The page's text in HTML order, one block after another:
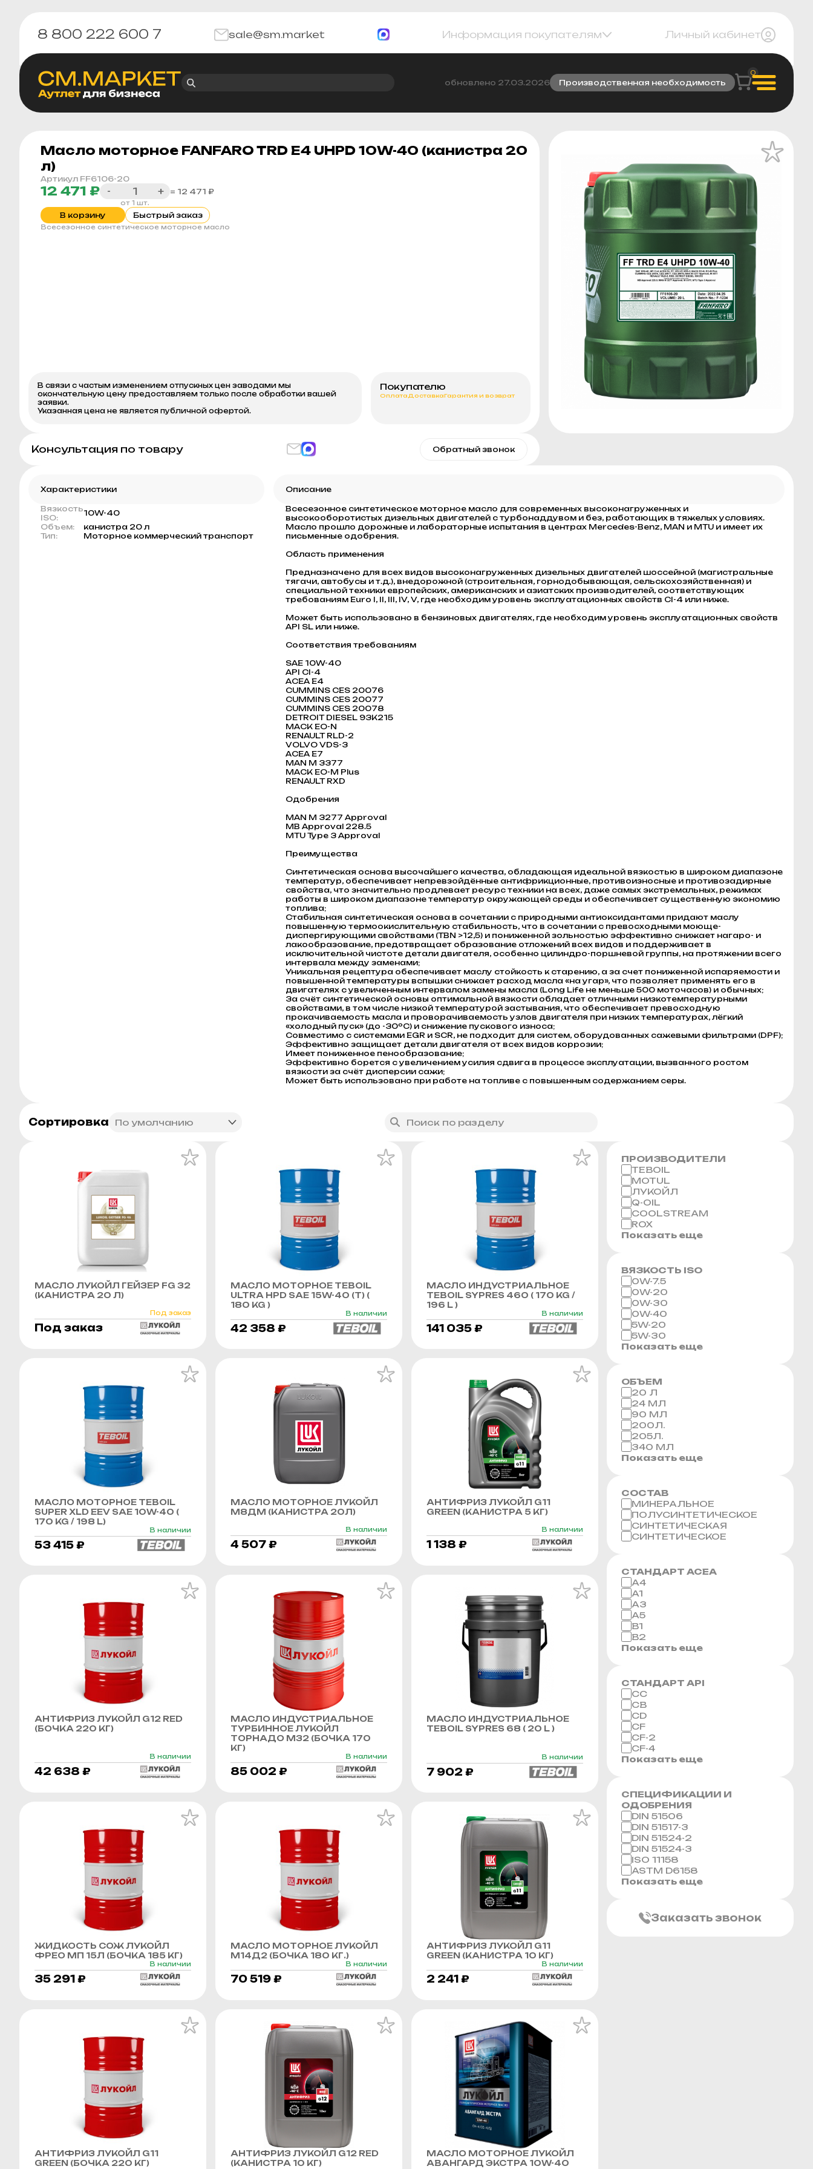
8 800 222 600 7 sale@sm.market Информация покупателям Личный кабинет
обновлено 27.03.2026 Производственная необходимость
0
Масло моторное FANFARO TRD E4 UHPD 10W-40 (канистра 20
л)
Артикул FF6106-20
12 471 ₽ - +
от 1 шт.
= 12 471 ₽
В корзину Быстрый заказ
Всесезонное синтетическое моторное масло
В связи с частым изменением отпускных цен заводами мы
окончательную цену предоставляем только после обработки вашей
заявки.
Указанная цена не является публичной офертой.
Покупателю
Оплата ДоставкаГарантия и возврат
Консультация по товару Обратный звонок
Характеристики
Вязкость
ISO:
10W-40
Объем:
канистра 20 л
Тип:
Моторное коммерческий транспорт
Описание
Всесезонное синтетическое моторное масло для современных высоконагруженных и
высокооборотистых дизельных двигателей с турбонаддувом и без, работающих в тяжелых условиях.
Масло прошло дорожные и лабораторные испытания в центрах Mercedes-Benz, MAN и MTU и имеет их
письменные одобрения.
Область применения
Предназначено для всех видов высоконагруженных дизельных двигателей шоссейной (магистральные
тягачи, автобусы и т.д.), внедорожной (строительная, горнодобывающая, сельскохозяйственная) и
специальной техники европейских, американских и азиатских производителей, соответствующих
требованиям Euro I, II, III, IV, V, где необходим уровень эксплуатационных свойств CI-4 или ниже.
Может быть использовано в бензиновых двигателях, где необходим уровень эксплуатационных свойств
API SL или ниже.
Соответствия требованиям
SAE 10W-40
API CI-4
ACEA E4
CUMMINS CES 20076
CUMMINS CES 20077
CUMMINS CES 20078
DETROIT DIESEL 93K215
MACK EO-N
RENAULT RLD-2
VOLVO VDS-3
ACEA E7
MAN M 3377
MACK EO-M Plus
RENAULT RXD
Одобрения
MAN M 3277 Approval
MB Approval 228.5
MTU Type 3 Approval
Преимущества
Синтетическая основа высочайшего качества, обладающая идеальной вязкостью в широком диапазоне
температур, обеспечивает непревзойдённые антифрикционные, противоизносные и противозадирные
свойства, что значительно продлевает ресурс техники на всех, даже самых экстремальных, режимах
работы в широком диапазоне температур окружающей среды и обеспечивает существенную экономию
топлива;
Стабильная синтетическая основа в сочетании с природными антиоксидантами придают маслу
повышенную термоокислительную стабильность, что в сочетании с превосходными моюще-
диспергирующими свойствами (TBN >12,5) и пониженной зольностью эффективно снижает нагаро- и
лакообразование, предотвращает образование отложений всех видов и поддерживает в
исключительной чистоте детали двигателя, особенно цилиндро-поршневой группы, на протяжении всего
интервала между заменами;
Уникальная рецептура обеспечивает маслу стойкость к старению, а за счет пониженной испаряемости и
повышенной температуры вспышки снижает расход масла «на угар», что позволяет применять его в
двигателях с увеличенным интервалом замены масла (Long Life не меньше 500 моточасов) и обычных;
За счёт синтетической основы оптимальной вязкости обладает отличными низкотемпературными
свойствами, в том числе низкой температурой застывания, что обеспечивает превосходную
прокачиваемость масла и проворачиваемость узлов двигателя при низких температурах, лёгкий
«холодный пуск» (до -30ºC) и снижение пускового износа;
Совместимо с системами EGR и SCR, не подходит для систем, оборудованных сажевыми фильтрами (DPF);
Эффективно защищает детали двигателя от всех видов коррозии;
Имеет пониженное пенообразование;
Эффективно борется с увеличением усилия сдвига в процессе эксплуатации, вызванного ростом
вязкости за счёт дисперcии сажи;
Может быть использовано при работе на топливе с повышенным содержанием серы.
Сортировка
МАСЛО ЛУКОЙЛ ГЕЙЗЕР FG 32
(КАНИСТРА 20 Л)
Под заказ
Под заказ
МАСЛО МОТОРНОЕ TEBOIL
ULTRA HPD SAE 15W-40 (Т) (
180 KG )
В наличии
42 358 ₽
МАСЛО ИНДУСТРИАЛЬНОЕ
TEBOIL SYPRES 460 ( 170 KG /
196 L )
В наличии
141 035 ₽
МАСЛО МОТОРНОЕ TEBOIL
SUPER XLD EEV SAE 10W-40 (
170 KG / 198 L)
В наличии
53 415 ₽
МАСЛО МОТОРНОЕ ЛУКОЙЛ
М8ДМ (КАНИСТРА 20Л)
В наличии
4 507 ₽
АНТИФРИЗ ЛУКОЙЛ G11
GREEN (КАНИСТРА 5 КГ)
В наличии
1 138 ₽
АНТИФРИЗ ЛУКОЙЛ G12 RED
(БОЧКА 220 КГ)
В наличии
42 638 ₽
МАСЛО ИНДУСТРИАЛЬНОЕ
ТУРБИННОЕ ЛУКОЙЛ
ТОРНАДО М32 (БОЧКА 170
КГ)
В наличии
85 002 ₽
МАСЛО ИНДУСТРИАЛЬНОЕ
TEBOIL SYPRES 68 ( 20 L )
В наличии
7 902 ₽
ЖИДКОСТЬ СОЖ ЛУКОЙЛ
ФРЕО МП 15Л (БОЧКА 185 КГ)
В наличии
35 291 ₽
МАСЛО МОТОРНОЕ ЛУКОЙЛ
М14Д2 (БОЧКА 180 КГ.)
В наличии
70 519 ₽
АНТИФРИЗ ЛУКОЙЛ G11
GREEN (КАНИСТРА 10 КГ)
В наличии
2 241 ₽
АНТИФРИЗ ЛУКОЙЛ G11
GREEN (БОЧКА 220 КГ)
АНТИФРИЗ ЛУКОЙЛ G12 RED
(КАНИСТРА 10 КГ)
МАСЛО МОТОРНОЕ ЛУКОЙЛ
АВАНГАРД ЭКСТРА 10W-40
ПРОИЗВОДИТЕЛИ
TEBOIL
MOTUL
ЛУКОЙЛ
Q-OIL
COOLSTREAM
ROX
Показать еще
ВЯЗКОСТЬ ISO
0W-7.5
0W-20
0W-30
0W-40
5W-20
5W-30
Показать еще
ОБЪЕМ
20 Л
24 МЛ
90 МЛ
200Л.
205Л.
340 МЛ
Показать еще
СОСТАВ
МИНЕРАЛЬНОЕ
ПОЛУСИНТЕТИЧЕСКОЕ
СИНТЕТИЧЕСКАЯ
СИНТЕТИЧЕСКОЕ
СТАНДАРТ ACEA
A4
A1
A3
A5
B1
B2
Показать еще
СТАНДАРТ API
CC
CB
CD
CF
CF-2
CF-4
Показать еще
СПЕЦИФИКАЦИИ И
ОДОБРЕНИЯ
DIN 51506
DIN 51517-3
DIN 51524-2
DIN 51524-3
ISO 11158
ASTM D6158
Показать еще
Заказать звонок